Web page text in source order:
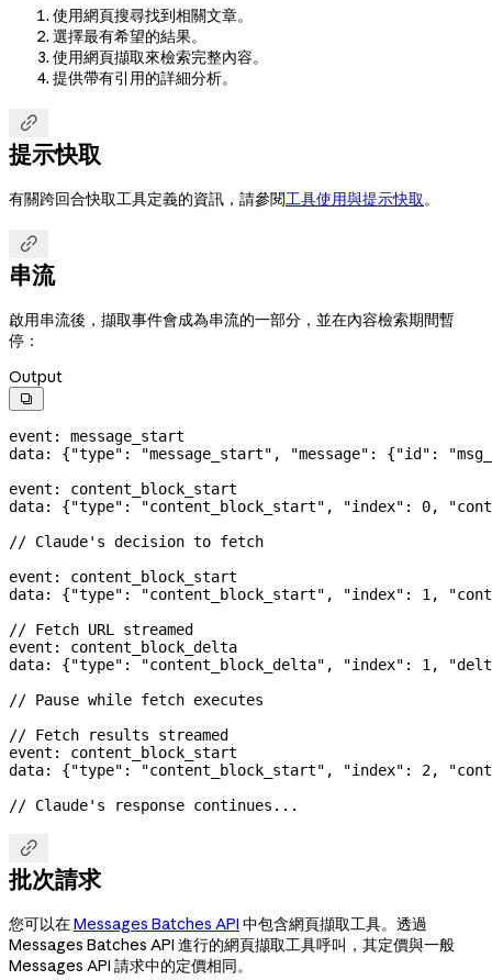
使用網頁搜尋找到相關文章。
選擇最有希望的結果。
使用網頁擷取來檢索完整內容。
提供帶有引用的詳細分析。

提示快取
有關跨回合快取工具定義的資訊，請參閱工具使用與提示快取。

串流
啟用串流後，擷取事件會成為串流的一部分，並在內容檢索期間暫
停：
Output

event: message_start
data: {"type" : "message_start" , "message" : {"id" :
event: content_block_start
data: {"type" : "content_block_start" , "index" : 0,
// Claude's decision to fetch
event: content_block_start
data: {"type" : "content_block_start" , "index" : 1 ,
// Fetch URL streamed
event: content_block_delta
data: {"type" : "content_block_delta" , "index" : 1 ,
// Pause while fetch executes
// Fetch results streamed
event: content_block_start
data: {"type" : "content_block_start" , "index" : 2,
// Claude's response continues...

批次請求
您可以在Messages Batches API 中包含網頁擷取工具。透過
Messages Batches API 進行的網頁擷取工具呼叫，其定價與一般
Messages API 請求中的定價相同。